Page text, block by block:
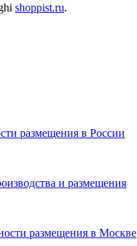
shoppist.ru.
размещения в России
и размещения
размещения в Москве